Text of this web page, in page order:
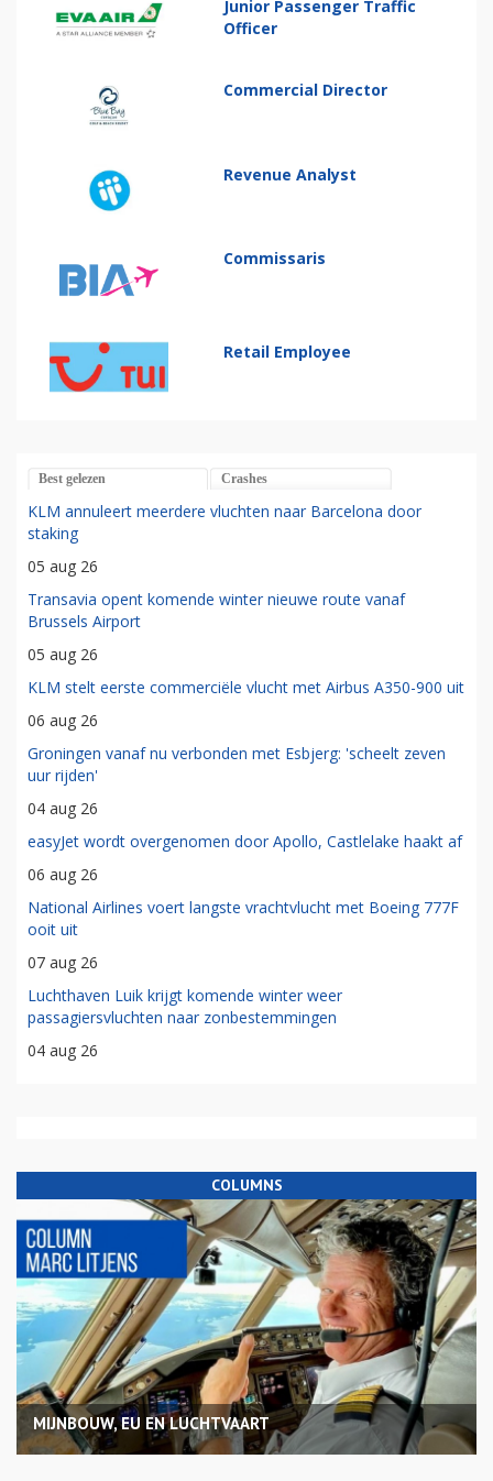
Junior Passenger Traffic
Officer
Commercial Director
Revenue Analyst
Commissaris
Retail Employee
Best gelezen Crashes
KLM annuleert meerdere vluchten naar Barcelona door
staking
05 aug 26
Transavia opent komende winter nieuwe route vanaf
Brussels Airport
05 aug 26
KLM stelt eerste commerciële vlucht met Airbus A350-900 uit
06 aug 26
Groningen vanaf nu verbonden met Esbjerg: 'scheelt zeven
uur rijden'
04 aug 26
easyJet wordt overgenomen door Apollo, Castlelake haakt af
06 aug 26
National Airlines voert langste vrachtvlucht met Boeing 777F
ooit uit
07 aug 26
Luchthaven Luik krijgt komende winter weer
passagiersvluchten naar zonbestemmingen
04 aug 26
COLUMNS
MIJNBOUW, EU EN LUCHTVAART